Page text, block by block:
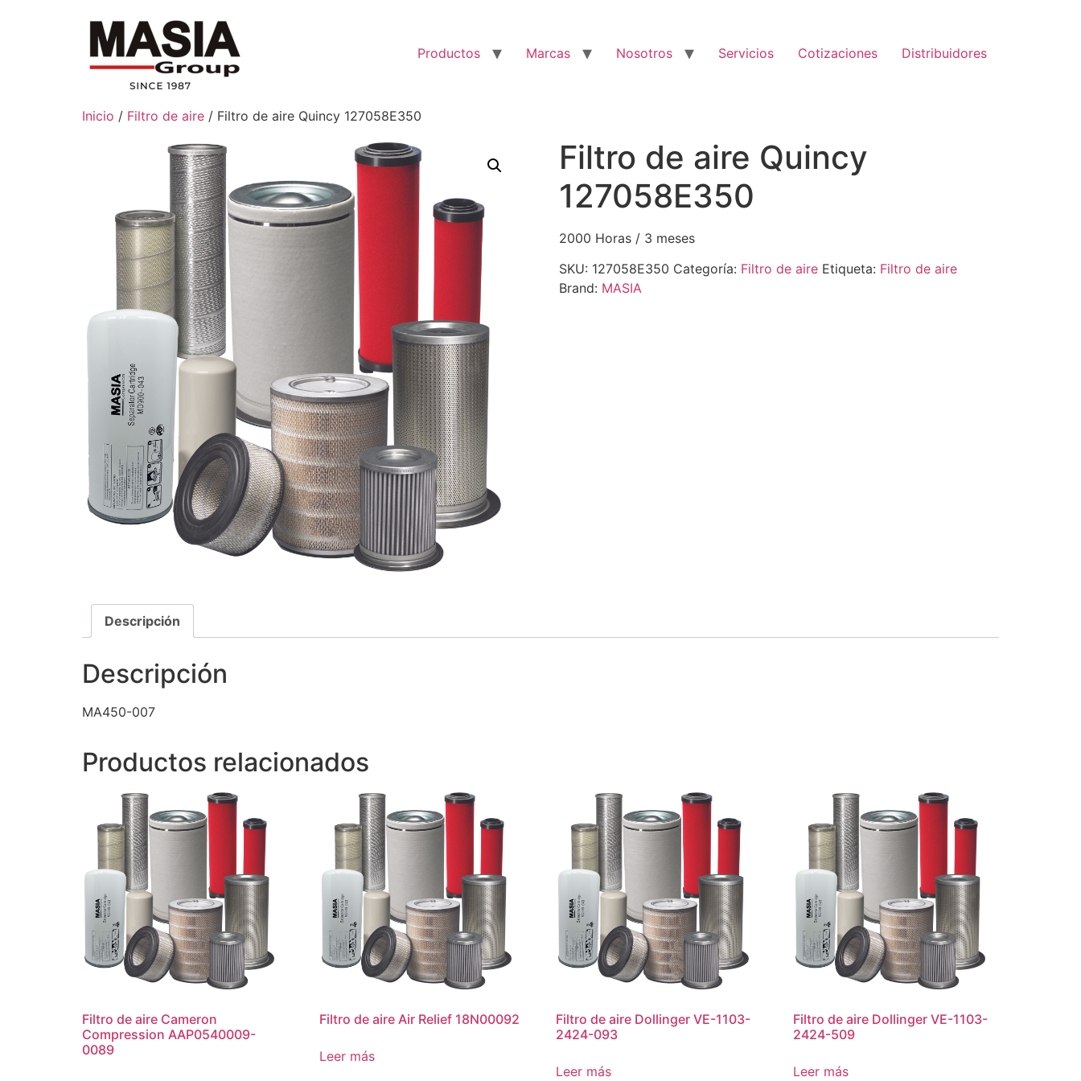
Productos Marcas Nosotros Servicios Cotizaciones Distribuidores
Inicio / Filtro de aire / Filtro de aire Quincy 127058E350
Filtro de aire Quincy
127058E350
2000 Horas / 3 meses
SKU: 127058E350 Categoría: Filtro de aire Etiqueta: Filtro de aire
Brand: MASIA
Descripción
Descripción
MA450-007
Productos relacionados
Filtro de aire Cameron
Compression AAP0540009-
0089
Filtro de aire Air Relief 18N00092
Leer más
Filtro de aire Dollinger VE-1103-
2424-093
Leer más
Filtro de aire Dollinger VE-1103-
2424-509
Leer más